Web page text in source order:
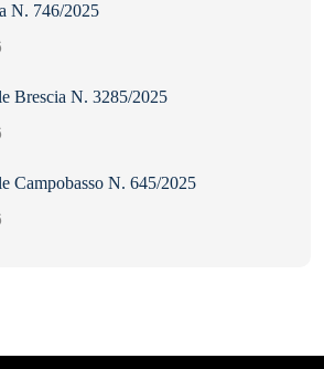
N. 746/2025
Brescia N. 3285/2025
Campobasso N. 645/2025